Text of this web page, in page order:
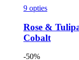
9 opties
Rose &
Cobalt
-50%